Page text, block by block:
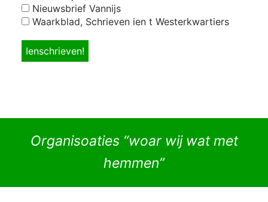
Nieuwsbrief Vannijs
Waarkblad, Schrieven ien t Westerkwartiers
Organisoaties “woar wij wat met
hemmen”